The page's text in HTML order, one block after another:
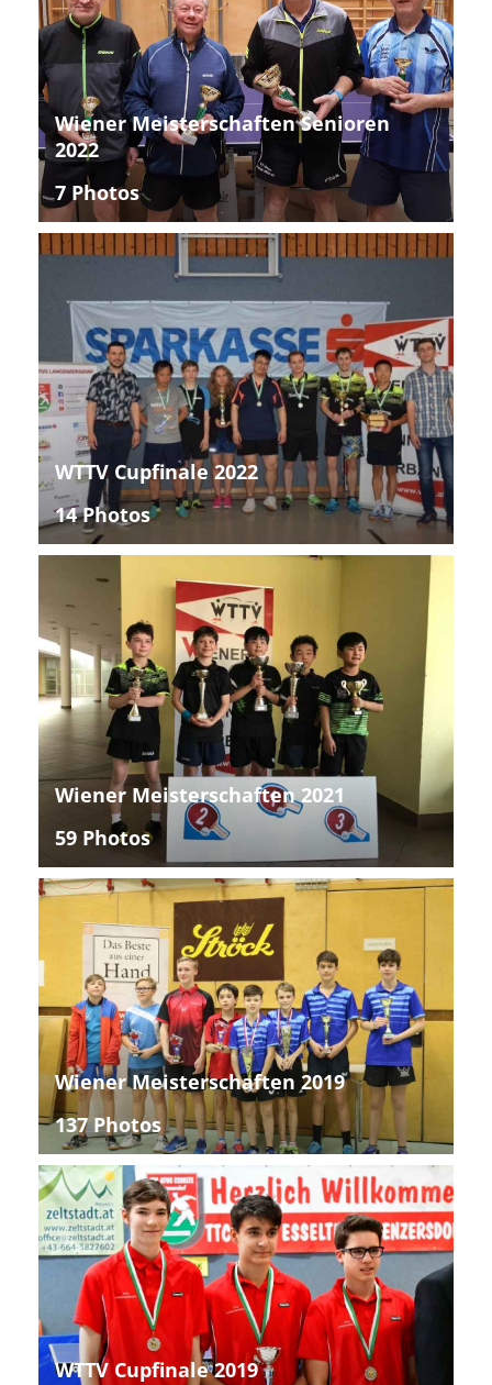
Wiener Meisterschaften Senioren
2022
7 Photos
WTTV Cupfinale 2022
14 Photos
Wiener Meisterschaften 2021
59 Photos
Wiener Meisterschaften 2019
137 Photos
WTTV Cupfinale 2019